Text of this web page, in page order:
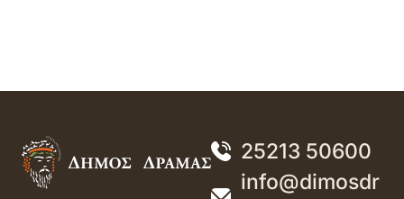
25213 50600
info@dimosdr